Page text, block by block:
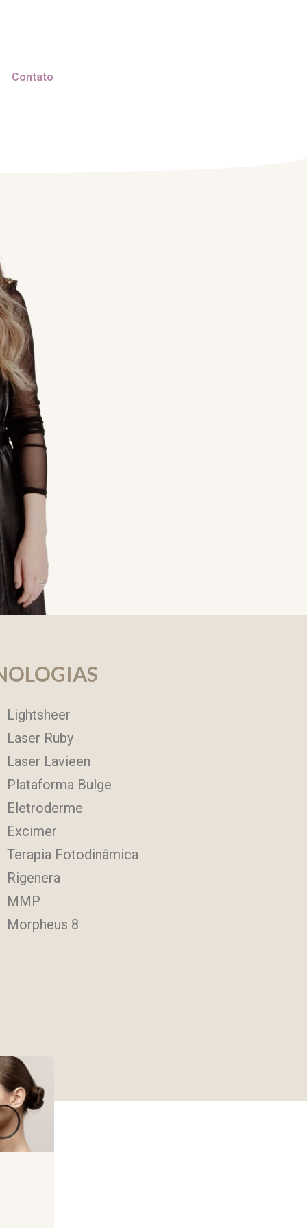
Contato
Lightsheer
Laser Ruby
Laser Lavieen
Plataforma Bulge
Eletroderme
Excimer
Terapia Fotodinâmica
Rigenera
MMP
Morpheus 8